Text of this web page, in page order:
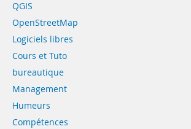
QGIS
OpenStreetMap
Logiciels libres
Cours et Tuto
bureautique
Management
Humeurs
Compétences